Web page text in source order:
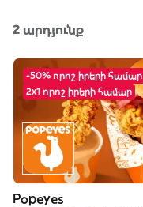
2 արդյունք
-50% որոշ իրերի համար
2x1 որոշ իրերի համար
Popeyes